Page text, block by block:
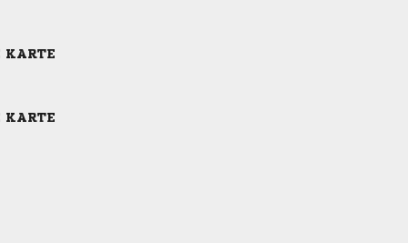
KARTE
KARTE